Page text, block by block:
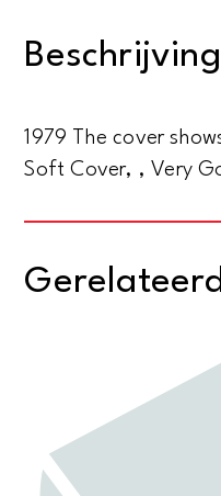
Beschrijving
1979 The cover
Soft Cover, , Very